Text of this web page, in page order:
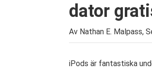
dator
Av Nathan E. Malpass,
iPods är fantastiska